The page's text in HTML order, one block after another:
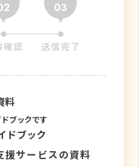
料
ブックです
ドブック
援サービスの資料